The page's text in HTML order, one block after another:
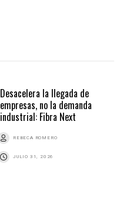
Desacelera la llegada de
empresas, no la demanda
industrial: Fibra Next
REBECA ROMERO
JULIO 31, 2026